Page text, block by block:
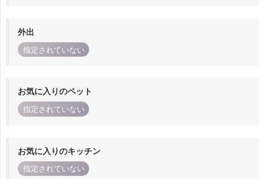
外出
指定されていない
お気に入りのペット
指定されていない
お気に入りのキッチン
指定されていない